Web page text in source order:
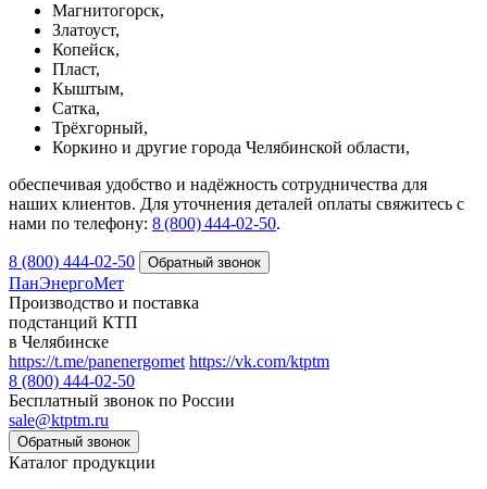
Магнитогорск,
Златоуст,
Копейск,
Пласт,
Кыштым,
Сатка,
Трёхгорный,
Коркино и другие города Челябинской области,
обеспечивая удобство и надёжность сотрудничества для
наших клиентов. Для уточнения деталей оплаты свяжитесь с
нами по телефону: 8 (800) 444‑02‑50.
8 (800) 444-02-50
ПанЭнергоМет
Производство и поставка
подстанций КТП
в Челябинске
https://t.me/panenergomet https://vk.com/ktptm
8 (800) 444-02-50
Бесплатный звонок по России
sale@ktptm.ru
Каталог продукции